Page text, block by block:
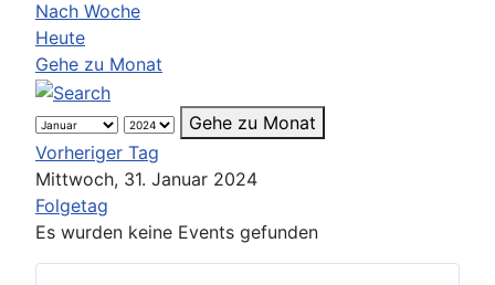
Nach Woche
Heute
Gehe zu Monat
Gehe zu Monat
Vorheriger Tag
Mittwoch, 31. Januar 2024
Folgetag
Es wurden keine Events gefunden